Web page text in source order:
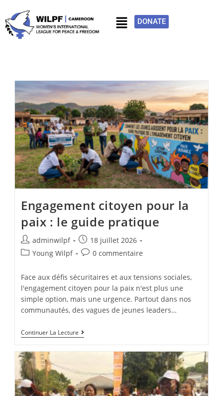
DONATE
Engagement citoyen pour la
paix : le guide pratique
adminwilpf
18 juillet 2026
Young Wilpf
0 commentaire
Face aux défis sécuritaires et aux tensions sociales,
l'engagement citoyen pour la paix n'est plus une
simple option, mais une urgence. Partout dans nos
communautés, des vagues de jeunes leaders…
Continuer La Lecture